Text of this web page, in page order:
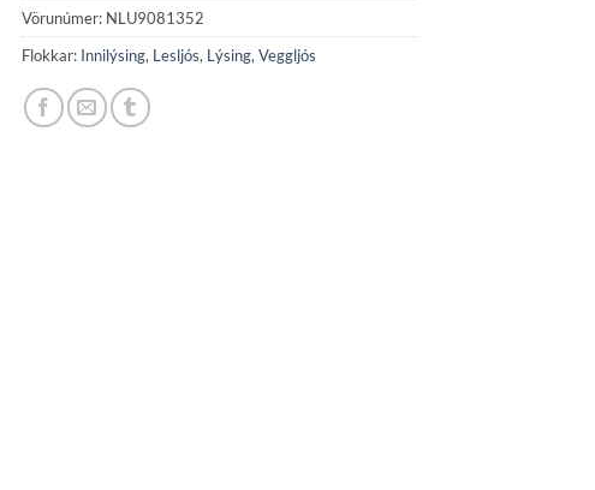
Vörunúmer: NLU9081352
Flokkar: Innilýsing, Lesljós, Lýsing, Veggljós